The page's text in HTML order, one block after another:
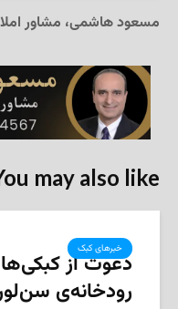
مسعود هاشمی، مشاور
may also like
خبرهای کبک
دعوت از
رودخانه‌ی